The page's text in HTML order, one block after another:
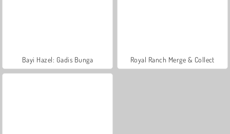
Bayi Hazel: Gadis Bunga Royal Ranch Merge & Collect